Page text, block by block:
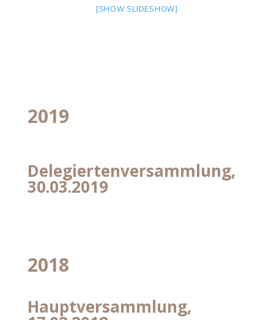
[SHOW SLIDESHOW]
2019
Delegiertenversammlung,
30.03.2019
2018
Hauptversammlung,